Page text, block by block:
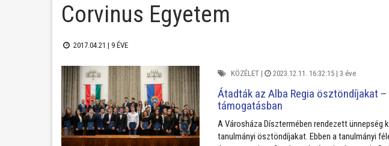
Corvinus Egyetem
2017.04.21 | 9 ÉVE
KÖZÉLET| 2023.12.11. 16:32:15 | 3 éve
Átadták az Alba Regia ösztöndíjakat
támogatásban
A Városháza Dísztermében rendezett ünnepség
tanulmányi ösztöndíjakat. Ebben a tanulmányi